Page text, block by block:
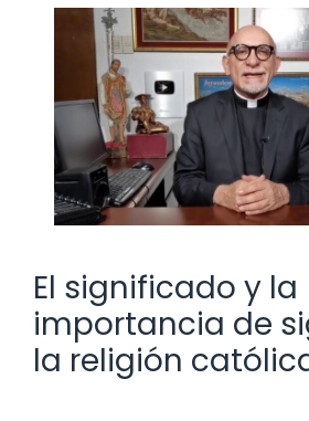
El significado y la
importancia de
la religión